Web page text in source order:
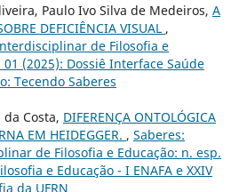
Paulo Ivo Silva de Medeiros, A
DEFICIÊNCIA VISUAL ,
de Filosofia e
01 (2025): Dossiê Interface Saúde
Tecendo Saberes
Costa, DIFERENÇA ONTOLÓGICA
EM HEIDEGGER. , Saberes:
de Filosofia e Educação: n. esp.
e Educação - I ENAFA e XXIV
da UFRN